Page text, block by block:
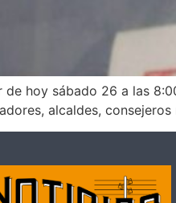
de hoy sábado 26 a las
alcaldes,